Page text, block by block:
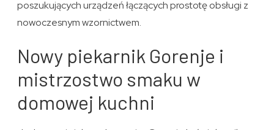
poszukujących urządzeń łączących prostotę obsługi z
nowoczesnym wzornictwem.
Nowy piekarnik Gorenje i
mistrzostwo smaku w
domowej kuchni